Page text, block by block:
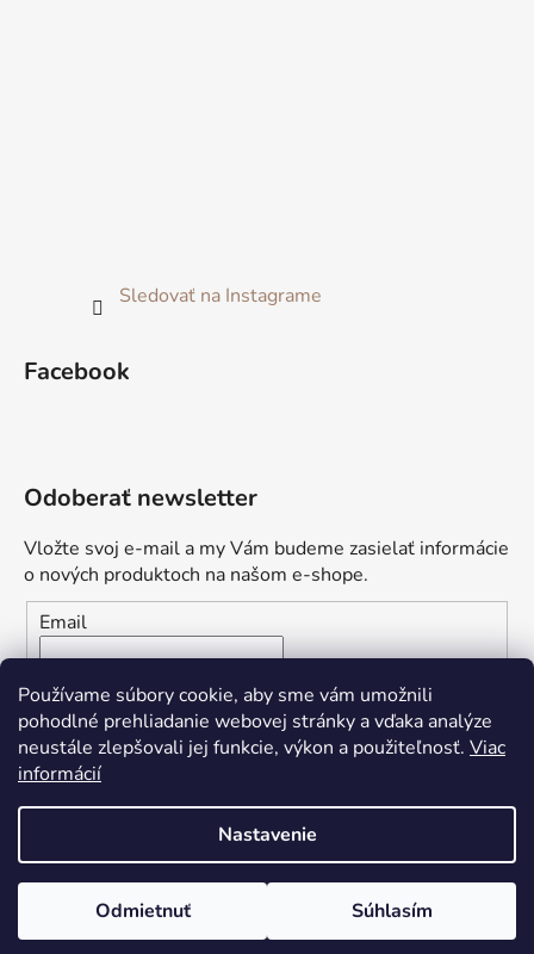
Používame súbory cookie, aby sme vám umožnili
pohodlné prehliadanie webovej stránky a vďaka analýze
neustále zlepšovali jej funkcie, výkon a použiteľnosť. Viac
informácií
Nastavenie
Odmietnuť Súhlasím
Sledovať na Instagrame
Facebook
Odoberať newsletter
Vložte svoj e-mail a my Vám budeme zasielať informácie
o nových produktoch na našom e-shope.
Email
Vložením e-mailu súhlasíte s
podmienkami ochrany
osobných údajov
PRIHLÁSIŤ SA
Vytvoril Shoptet
Copyright 2026Yvetten Nails
. Všetky práva vyhradené.
Upraviť nastavenie cookies